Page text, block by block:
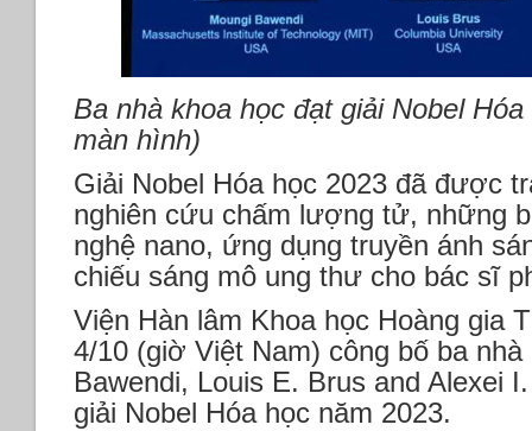
Ba nhà khoa học đạt giải Nobel
màn hình)
Giải Nobel Hóa học 2023 đã được
nghiên cứu chấm lượng tử, những
nghệ nano, ứng dụng truyền ánh
chiếu sáng mô ung thư cho bác sĩ
Viện Hàn lâm Khoa học Hoàng gia
4/10 (giờ Việt Nam) công bố ba
Bawendi, Louis E. Brus and Alexei
giải Nobel Hóa học năm 2023.